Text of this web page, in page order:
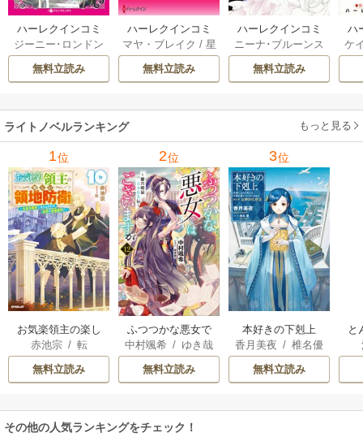
ハーレクインコミ
ックス セット 202
6年 vol.1064 1巻
ジーニー･ロンドン
橘花夜/ メアリ
ー･ライアンズ
ーガン/星合操/ア
ン･ウィール/ 津寺
里可子
無料立読み
ハーレクインコミ
ックス セット 202
6年 vol.1002 1巻
マヤ・ブレイク / 星
野正美/ ヘレン･ブ
ルックス/のわきね
ウェイ/一重夕子
無料立読み
ハーレクインコミ
ックス セット 202
6年 vol.1063 1巻
ニーナ･ブルーンス
おおつきちずる
レベッカ･ヨーク
ーディ/海野みつる
サラ･ウッド/流
水凛子
無料立読み
ハ
ッ
ケ
ザ
ライトノベルランキング もっと見る
1位
お気楽領主の楽し
い領地防衛
赤池宗/ 転
無料立読み
2位
ふつつかな悪女で
はございますが
中村颯希 / ゆき哉
無料立読み
3位
本好きの下剋上
香月美夜 /椎名優
無料立読み
と
その他の人気ランキングをチェック！